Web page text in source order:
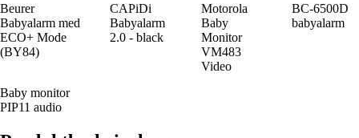
Beurer
Babyalarm med
ECO+ Mode
(BY84)
CAPiDi
Babyalarm
2.0 - black
Motorola
Baby
Monitor
VM483
Video
BC-6500D
babyalarm
Baby monitor
PIP11 audio